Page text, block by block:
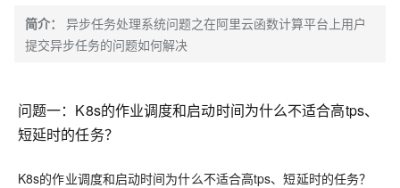
简介：
异步任务处理系统问题之在阿里云函数计算平台上用户
提交异步任务的问题如何解决
问题一： K8s的作业调度和启动时间为什么不适合高tps、
短延时的任务？
K8s的作业调度和启动时间为什么不适合高tps、短延时的任务？